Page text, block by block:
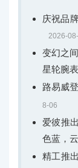
庆祝品
2026-
变幻之
星轮腕
路易威
8-06
爱彼推
色蓝，
精工推